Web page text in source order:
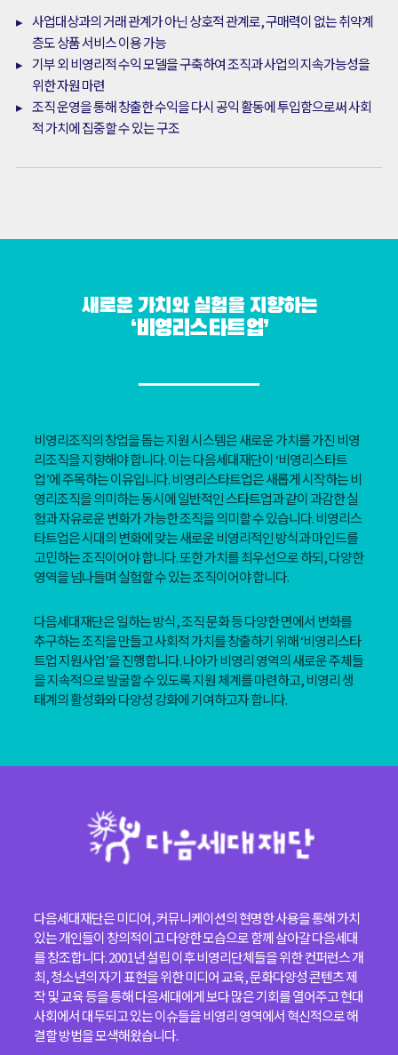
▸ 사업대상과의 거래 관계가 아닌 상호적 관계로, 구매력이 없는 취약계
층도 상품 서비스 이용 가능
▸ 기부 외 비영리적 수익 모델을 구축하여 조직과 사업의 지속가능성을
위한 자원 마련
▸ 조직 운영을 통해 창출한 수익을 다시 공익 활동에 투입함으로써 사회
적 가치에 집중할 수 있는 구조
새로운 가치와 실험을 지향하는
‘비영리스타트업’
비영리조직의 창업을 돕는 지원 시스템은 새로운 가치를 가진 비영
리조직을 지향해야 합니다. 이는 다음세대재단이 ‘비영리스타트
업’에 주목하는 이유입니다. 비영리스타트업은 새롭게 시작하는 비
영리조직을 의미하는 동시에 일반적인 스타트업과 같이 과감한 실
험과 자유로운 변화가 가능한 조직을 의미할 수 있습니다. 비영리스
타트업은 시대의 변화에 맞는 새로운 비영리적인 방식과 마인드를
고민하는 조직이어야 합니다. 또한 가치를 최우선으로 하되, 다양한
영역을 넘나들며 실험할 수 있는 조직이어야 합니다.
다음세대재단은 일하는 방식, 조직 문화 등 다양한 면에서 변화를
추구하는 조직을 만들고 사회적 가치를 창출하기 위해 ‘비영리스타
트업 지원사업’을 진행합니다. 나아가 비영리 영역의 새로운 주체들
을 지속적으로 발굴할 수 있도록 지원 체계를 마련하고, 비영리 생
태계의 활성화와 다양성 강화에 기여하고자 합니다.
다음세대재단은 미디어, 커뮤니케이션의 현명한 사용을 통해 가치
있는 개인들이 창의적이고 다양한 모습으로 함께 살아갈 다음세대
를 창조합니다. 2001년 설립 이후 비영리단체들을 위한 컨퍼런스 개
최, 청소년의 자기 표현을 위한 미디어 교육, 문화다양성 콘텐츠 제
작 및 교육 등을 통해 다음세대에게 보다 많은 기회를 열어주고 현대
사회에서 대두되고 있는 이슈들을 비영리 영역에서 혁신적으로 해
결할 방법을 모색해왔습니다.